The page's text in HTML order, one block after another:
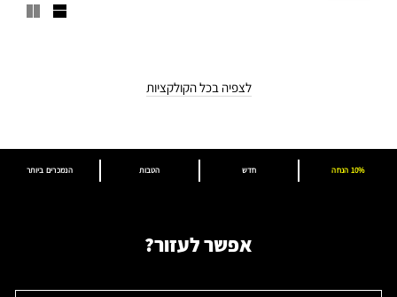
לצפיה בכל הקולקציות
הנמכרים ביותר הטבות חדש 10% הנחה
אפשר לעזור?